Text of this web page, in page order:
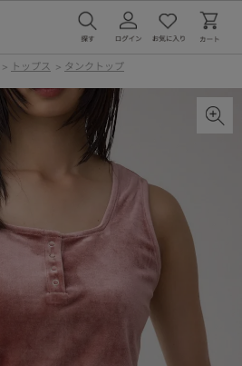
> トップス > タンクトップ